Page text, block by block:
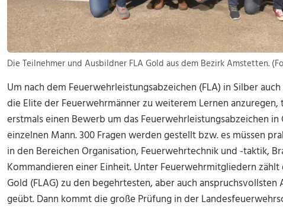
Die Teilnehmer und Ausbildner FLA Gold aus dem Bezirk Amstetten.
Um nach dem Feuerwehrleistungsabzeichen (FLA) in Silber
die Elite der Feuerwehrmänner zu weiterem Lernen
erstmals einen Bewerb um das Feuerwehrleistungsabzeichen
einzelnen Mann. 300 Fragen werden gestellt bzw. es müssen
in den Bereichen Organisation, Feuerwehrtechnik und -taktik,
Kommandieren einer Einheit. Unter Feuerwehrmitgliedern
Gold (FLAG) zu den begehrtesten, aber auch
geübt. Dann kommt die große Prüfung in der